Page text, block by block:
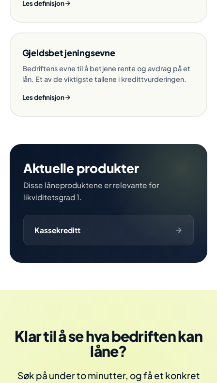
Les definisjon
Gjeldsbetjeningsevne
Bedriftens evne til å betjene rente og avdrag på et
lån. Et av de viktigste tallene i kredittvurderingen.
Les definisjon
Aktuelle produkter
Disse låneproduktene er relevante for
likviditetsgrad 1.
Kassekreditt
Klar til å se hva bedriften kan
låne?
Søk på under to minutter, og få et konkret